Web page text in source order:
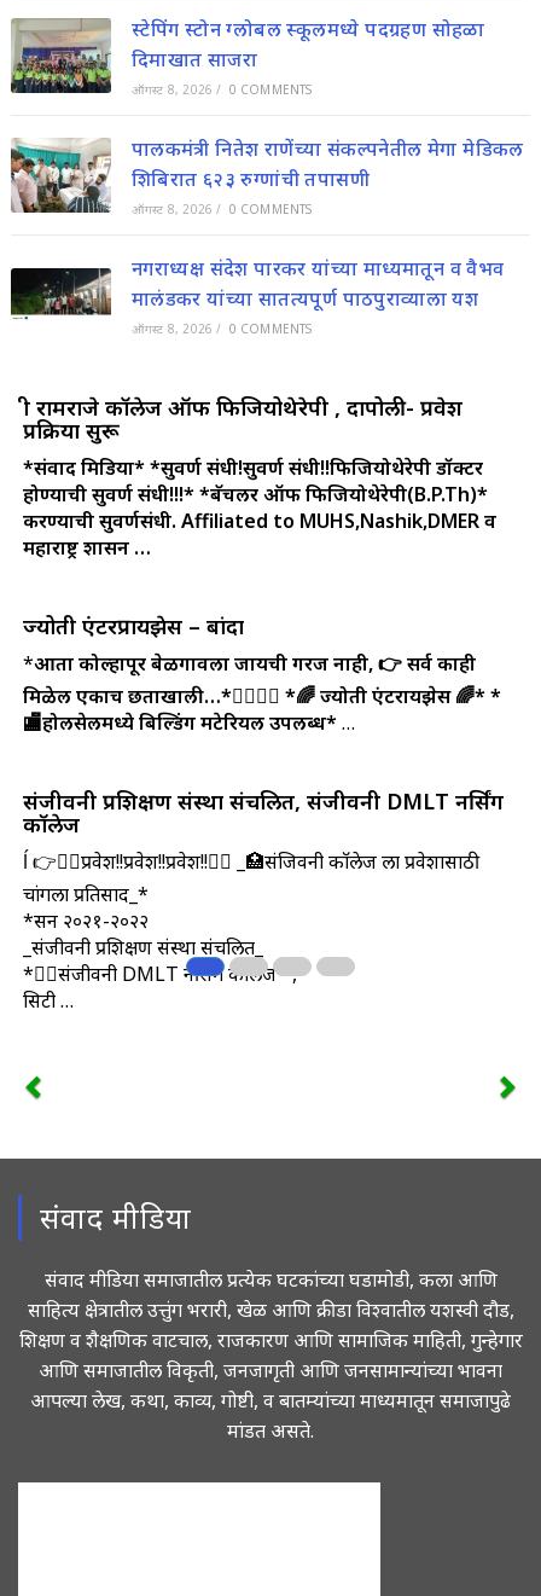
स्टेपिंग स्टोन ग्लोबल स्कूलमध्ये पदग्रहण सोहळा
दिमाखात साजरा
ऑगस्ट 8, 2026 / 0 COMMENTS
पालकमंत्री नितेश राणेंच्या संकल्पनेतील मेगा मेडिकल
शिबिरात ६२३ रुग्णांची तपासणी
ऑगस्ट 8, 2026 / 0 COMMENTS
नगराध्यक्ष संदेश पारकर यांच्या माध्यमातून व वैभव
मालंडकर यांच्या सातत्यपूर्ण पाठपुराव्याला यश
ऑगस्ट 8, 2026 / 0 COMMENTS
श्री रामराजे कॉलेज ऑफ फिजियोथेरेपी , दापोली- प्रवेश
प्रक्रिया सुरू
*संवाद मिडिया**सुवर्ण संधी!सुवर्ण संधी!!फिजियोथेरेपी डॉक्टर
होण्याची सुवर्ण संधी!!!**बॅचलर ऑफ फिजियोथेरेपी(B.P.Th)*
करण्याची सुवर्णसंधी. Affiliated to MUHS,Nashik,DMER व
महाराष्ट्र शासन …
ज्योती एंटरप्रायझेस – बांदा
*आता कोल्हापूर बेळगावला जायची गरज नाही, 👉 सर्व काही
मिळेल एकाच छताखाली…*🏃‍♀️🏃‍♂️ *🌈 ज्योती एंटरप्रायझेस 🌈**
🏬होलसेलमध्ये बिल्डिंग मटेरियल उपलब्ध*…
संजीवनी प्रशिक्षण संस्था संचलित, संजीवनी DMLT नर्सिंग
काॅलेज
ĺ 👉👩‍⚕️प्रवेश!!प्रवेश!!प्रवेश!!👩‍⚕️ _🏥संजिवनी काॅलेज ला प्रवेशासाठी
चांगला प्रतिसाद_*
*सन २०२१-२०२२
_संजीवनी प्रशिक्षण संस्था संचलित_
*👩‍⚕️संजीवनी DMLT नर्सिंग काॅलेज* ,
सिटी …
संवाद मीडिया
संवाद मीडिया समाजातील प्रत्येक घटकांच्या घडामोडी, कला आणि
साहित्य क्षेत्रातील उत्तुंग भरारी, खेळ आणि क्रीडा विश्वातील यशस्वी दौड,
शिक्षण व शैक्षणिक वाटचाल, राजकारण आणि सामाजिक माहिती, गुन्हेगार
आणि समाजातील विकृती, जनजागृती आणि जनसामान्यांच्या भावना
आपल्या लेख, कथा, काव्य, गोष्टी, व बातम्यांच्या माध्यमातून समाजापुढे
मांडत असते.